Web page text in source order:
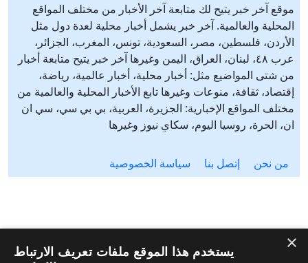
موقع آخر خبر يتيح لك متابعة آخر الأخبار من مختلف المواقع
المحلية والعالمية. آخر خبر يشمل أخبار محلية لعدة دول مثل
الأردن، فلسطين، مصر، السعودية، تونس، المغرب، الجزائر،
عرب ٤٨، لبنان، العراق، اليمن وغيرها آخر خبر يتيح متابعة أخبار
من شتى المواضيع مثل: أخبار محلية، أخبار عالمية، رياضة،
إقتصاد، ثقافة، منوعات وغيرها تابع الأخبار المحلية والعالمية من
مختلف المواقع الإخبارية: الجزيرة، العربية، بي بي سي، سي ان
ان، الحرة، روسيا اليوم، سكاي نيوز وغيرها
من نحن إتصل بنا سياسة الخصوصية
×
يستخدم هذا الموقع ملفات تعريف الارتباط